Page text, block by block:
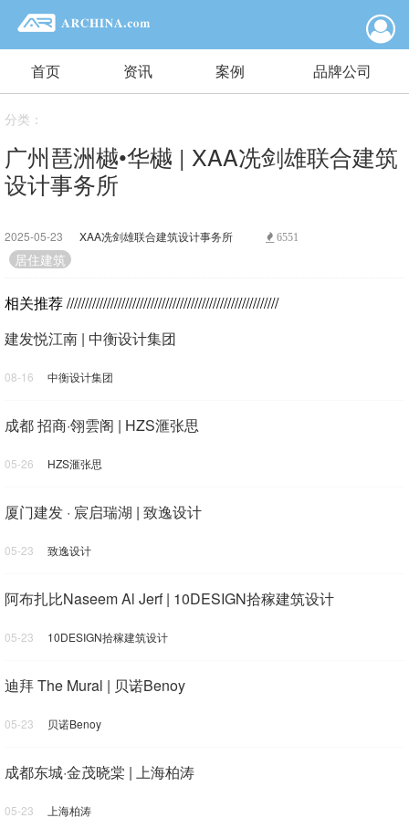
首页 资讯 案例 品牌公司
分类：
广州琶洲樾•华樾 | XAA冼剑雄联合建筑
设计事务所
2025-05-23 XAA冼剑雄联合建筑设计事务所 6551
居住建筑
相关推荐//////////////////////////////////////////////////////////
建发悦江南 | 中衡设计集团
08-16 中衡设计集团
成都 招商·翎雲阁 | HZS滙张思
05-26 HZS滙张思
厦门建发 · 宸启瑞湖 | 致逸设计
05-23 致逸设计
阿布扎比Naseem Al Jerf | 10DESIGN拾稼建筑设计
05-23 10DESIGN拾稼建筑设计
迪拜 The Mural | 贝诺Benoy
05-23 贝诺Benoy
成都东城·金茂晓棠 | 上海柏涛
05-23 上海柏涛